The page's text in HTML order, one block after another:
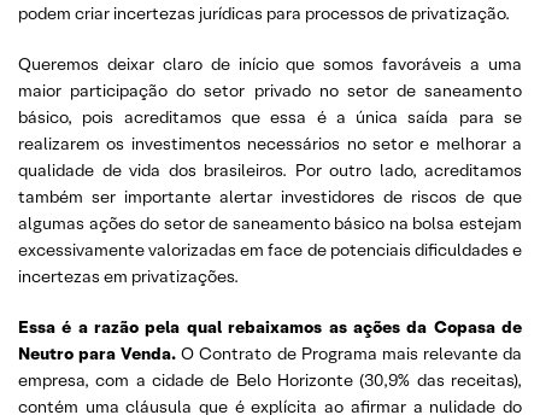
podem criar incertezas jurídicas para processos de privatização.
Queremos deixar claro de início que somos favoráveis a uma
maior participação do setor privado no setor de saneamento
básico, pois acreditamos que essa é a única saída para se
realizarem os investimentos necessários no setor e melhorar a
qualidade de vida dos brasileiros. Por outro lado, acreditamos
também ser importante alertar investidores de riscos de que
algumas ações do setor de saneamento básico na bolsa estejam
excessivamente valorizadas em face de potenciais dificuldades e
incertezas em privatizações.
Essa é a razão pela qual rebaixamos as ações da Copasa de
Neutro para Venda.O Contrato de Programa mais relevante da
empresa, com a cidade de Belo Horizonte (30,9% das receitas),
contém uma cláusula que é explícita ao afirmar a nulidade do